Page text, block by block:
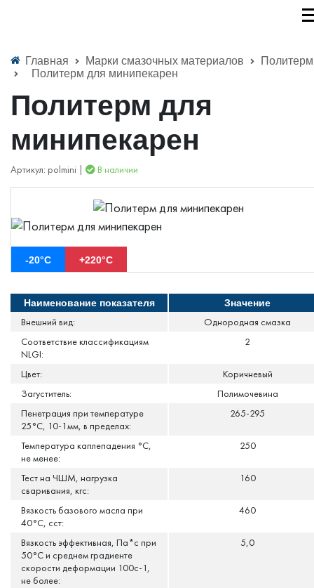
Главная Марки смазочных материалов
Политерм
Политерм для минипекарен
Политерм для
минипекарен
Артикул: polmini | В наличии
-20°С +220°С
Наименование показателя Значение
Внешний вид:
Однородная смазка
Соответствие классификациям
NLGI:
2
Цвет:
Коричневый
Загуститель:
Полимочевина
Пенетрация при температуре
25°С, 10-1мм, в пределах:
265-295
Температура каплепадения °С,
не менее:
250
Тест на ЧШМ, нагрузка
сваривания, кгс:
160
Вязкость базового масла при
40°C, сст:
460
Вязкость эффективная, Па*с при
50°С и среднем градиенте
скорости деформации 100с-1,
не более:
5,0